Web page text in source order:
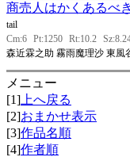
商売人はかくあるべき
tail
Cm:6 Pt:1250 Rt:10.2
森近霖之助 霧雨魔理沙 東風
メニュー
[1] 上へ戻る
[2]おまかせ表示
[3]作品名順
[4]作者順